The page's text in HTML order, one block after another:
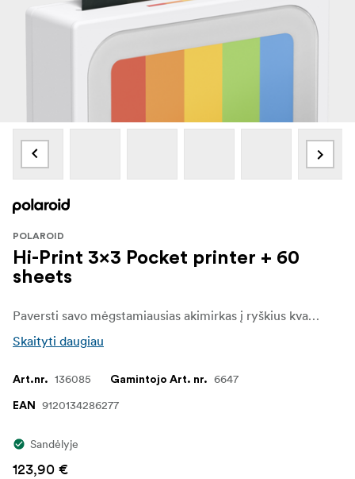
POLAROID
Hi-Print 3x3 Pocket printer + 60
sheets
Paversti savo mėgstamiausias akimirkas į ryškius kvadratinius atspaudus su Polaroid Hi·Print 3×3 kišeniniu nuotraukų spausdintuvu. Šis kompaktiškas „Bluetooth“ spausdintuvas taip pat veikia kaip nuotraukų rėmelis ir yra paruoštas darbui su 60 lapų nuotraukų popieriaus, todėl galite spausdinti daugiau nuo pat pradžių.
Skaityti daugiau
Art.nr. 136085 Gamintojo Art. nr. 6647
EAN 9120134286277
Sandėlyje
123,90 €